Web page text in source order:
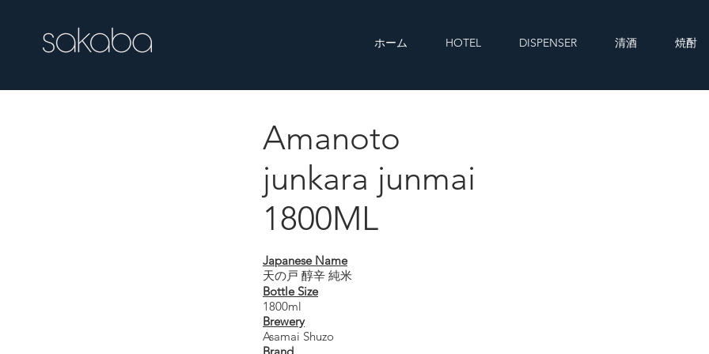
ホーム HOTEL DISPENSER 清酒 焼酎
Amanoto junkara junmai 1800ML
Amanoto
junkara junmai
1800ML
Japanese Name
天の戸 醇辛 純米
Bottle Size
1800ml
Brewery
Asamai Shuzo